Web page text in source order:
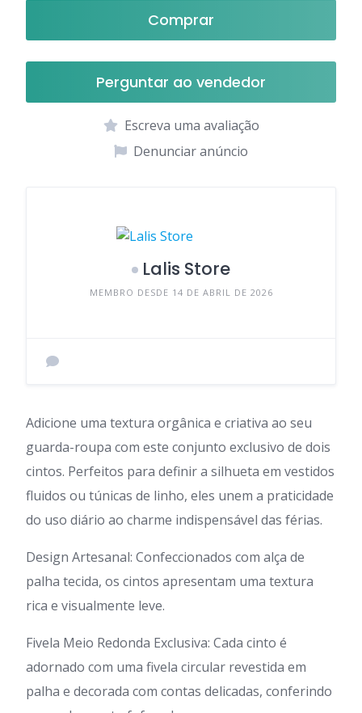
Comprar
Perguntar ao vendedor
Escreva uma avaliação
Denunciar anúncio
Lalis Store
MEMBRO DESDE 14 DE ABRIL DE 2026
Adicione uma textura orgânica e criativa ao seu
guarda-roupa com este conjunto exclusivo de dois
cintos. Perfeitos para definir a silhueta em vestidos
fluidos ou túnicas de linho, eles unem a praticidade
do uso diário ao charme indispensável das férias.
Design Artesanal: Confeccionados com alça de
palha tecida, os cintos apresentam uma textura
rica e visualmente leve.
Fivela Meio Redonda Exclusiva: Cada cinto é
adornado com uma fivela circular revestida em
palha e decorada com contas delicadas, conferindo